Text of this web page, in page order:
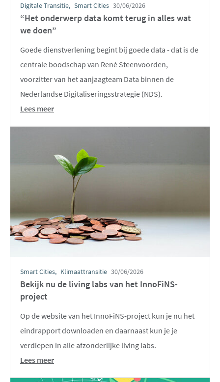
“Het onderwerp data komt terug in alles wat
we doen”
Goede dienstverlening begint bij goede data - dat is de
centrale boodschap van René Steenvoorden,
voorzitter van het aanjaagteam Data binnen de
Nederlandse Digitaliseringsstrategie (NDS).
Lees meer
Digitale Transitie Smart Cities 30/06/2026
Bekijk nu de living labs van het InnoFiNS-
project
Op de website van het InnoFiNS-project kun je nu het
eindrapport downloaden en daarnaast kun je je
verdiepen in alle afzonderlijke living labs.
Lees meer
Smart Cities Klimaattransitie 30/06/2026